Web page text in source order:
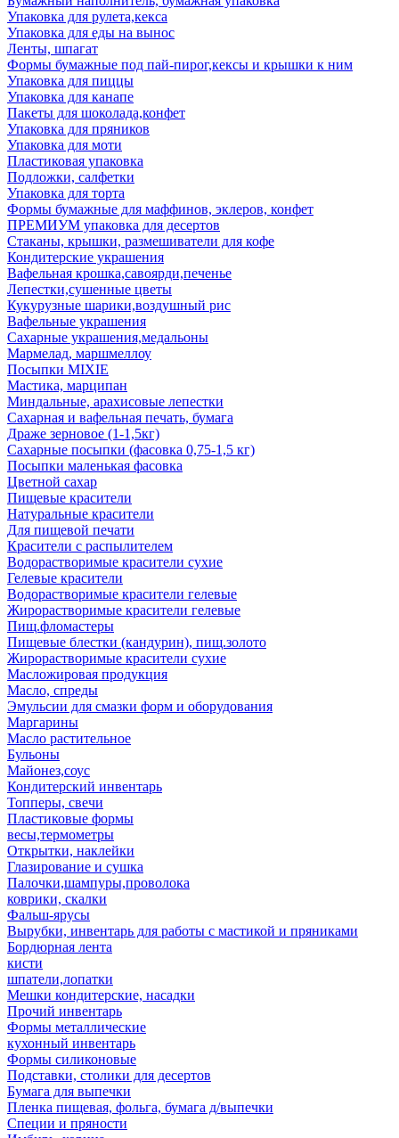
Упаковка для рулета,кекса
Упаковка для еды на вынос
Ленты, шпагат
Формы бумажные под пай-пирог,кексы и крышки к ним
Упаковка для пиццы
Упаковка для канапе
Пакеты для шоколада,конфет
Упаковка для пряников
Упаковка для моти
Пластиковая упаковка
Подложки, салфетки
Упаковка для торта
Формы бумажные для маффинов, эклеров, конфет
ПРЕМИУМ упаковка для десертов
Стаканы, крышки, размешиватели для кофе
Кондитерские украшения
Вафельная крошка,савоярди,печенье
Лепестки,сушенные цветы
Кукурузные шарики,воздушный рис
Вафельные украшения
Сахарные украшения,медальоны
Мармелад, маршмеллоу
Посыпки MIXIE
Мастика, марципан
Миндальные, арахисовые лепестки
Сахарная и вафельная печать, бумага
Драже зерновое (1-1,5кг)
Сахарные посыпки (фасовка 0,75-1,5 кг)
Посыпки маленькая фасовка
Цветной сахар
Пищевые красители
Натуральные красители
Для пищевой печати
Красители с распылителем
Водорастворимые красители сухие
Гелевые красители
Водорастворимые красители гелевые
Жирорастворимые красители гелевые
Пищ.фломастеры
Пищевые блестки (кандурин), пищ.золото
Жирорастворимые красители сухие
Масложировая продукция
Масло, спреды
Эмульсии для смазки форм и оборудования
Маргарины
Масло растительное
Бульоны
Майонез,соус
Кондитерский инвентарь
Топперы, свечи
Пластиковые формы
весы,термометры
Открытки, наклейки
Глазирование и сушка
Палочки,шампуры,проволока
коврики, скалки
Фальш-ярусы
Вырубки, инвентарь для работы с мастикой и пряниками
Бордюрная лента
кисти
шпатели,лопатки
Мешки кондитерские, насадки
Прочий инвентарь
Формы металлические
кухонный инвентарь
Формы силиконовые
Подставки, столики для десертов
Бумага для выпечки
Пленка пищевая, фольга, бумага д/выпечки
Специи и пряности